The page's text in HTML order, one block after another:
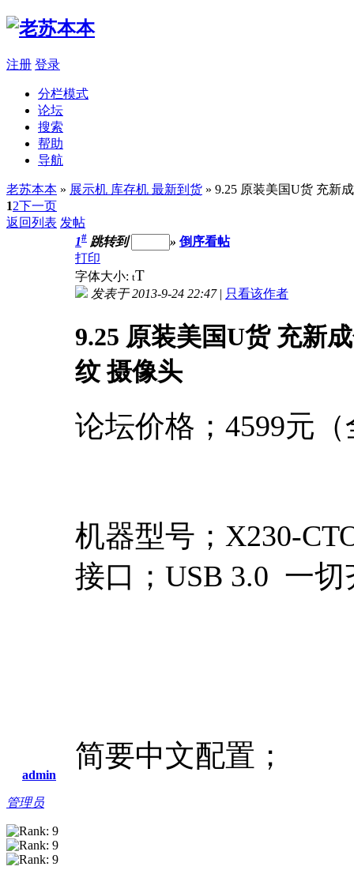
注册 登录
分栏模式
论坛
搜索
帮助
导航
老苏本本 » 展示机 库存机 最新到货 » 9.25 原装美国U货 充新
12下一页
返回列表 发帖
admin
管理员
1# 跳转到 » 倒序看帖
打印
字体大小: tT
发表于 2013-9-24 22:47| 只看该作者
9.25 原装美国U货 充新
纹 摄像头
论坛价格；4599元
机器型号；X230-
接口；USB 3.0 一切
简要中文配置；